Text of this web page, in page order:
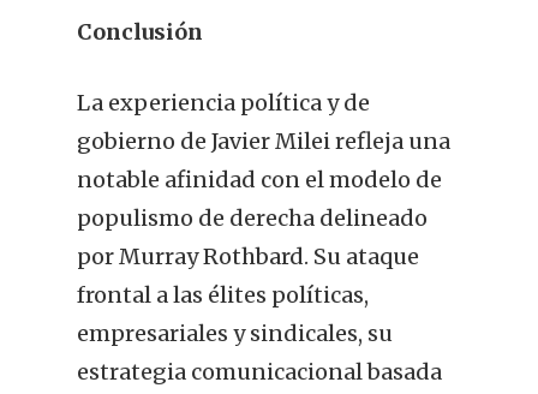
Conclusión
La experiencia política y de
gobierno de Javier Milei refleja una
notable afinidad con el modelo de
populismo de derecha delineado
por Murray Rothbard. Su ataque
frontal a las élites políticas,
empresariales y sindicales, su
estrategia comunicacional basada